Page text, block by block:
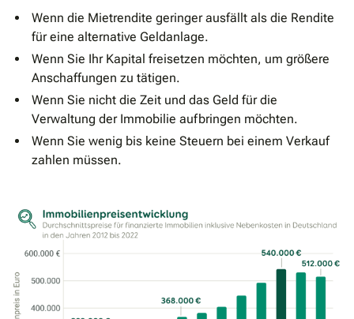
Wenn die Mietrendite geringer ausfällt als die Rendite
für eine alternative Geldanlage.
Wenn Sie Ihr Kapital freisetzen möchten, um größere
Anschaffungen zu tätigen.
Wenn Sie nicht die Zeit und das Geld für die
Verwaltung der Immobilie aufbringen möchten.
Wenn Sie wenig bis keine Steuern bei einem Verkauf
zahlen müssen.